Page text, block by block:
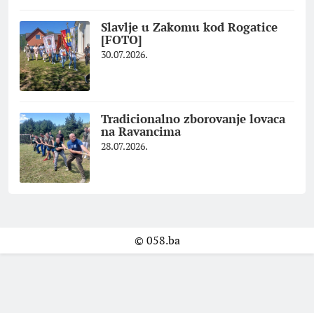
Slavlje u Zakomu kod Rogatice
[FOTO]
30.07.2026.
Tradicionalno zborovanje lovaca
na Ravancima
28.07.2026.
© 058.ba